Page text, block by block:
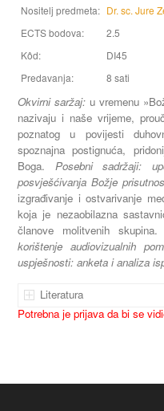
Nositelj predmeta: Dr. sc. Jure
ECTS bodova:
2.5
Kôd:
DI45
Predavanja:
8 sati
Okvirni saržaj: u vremenu
nazivaju i naše vrijeme,
poznatog u povijesti
spoznajna postignuća,
Boga. Posebni sadržaji:
posvješćivanja Božje
izgrađivanje i ostvarivanje
koja je nezaobilazna
članove molitvenih
korištenje audiovizualnih
uspješnosti: anketa i analiza
Literatura
Potrebna je prijava da bi se